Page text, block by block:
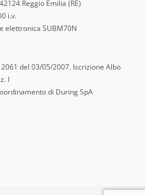
Reggio Emilia (RE)
i.v.
elettronica SUBM70N
del 03/05/2007. Iscrizione Albo
I
di During SpA